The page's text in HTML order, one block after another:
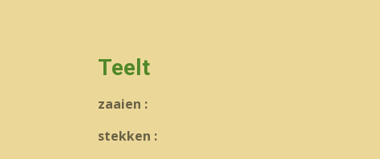
Teelt
zaaien :
stekken :